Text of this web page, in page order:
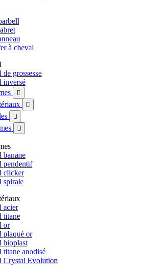
à cheval
grossesse
inversé




banane
pendentif
clicker
spirale
acier
titane
or
plaqué or
bioplast
anodisé
Crystal Evolution